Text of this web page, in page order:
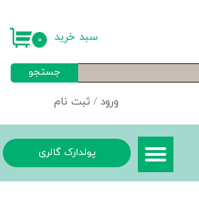
ورود / ثبت نام
جستجو
۰ سبد خرید
پولدارک گالری